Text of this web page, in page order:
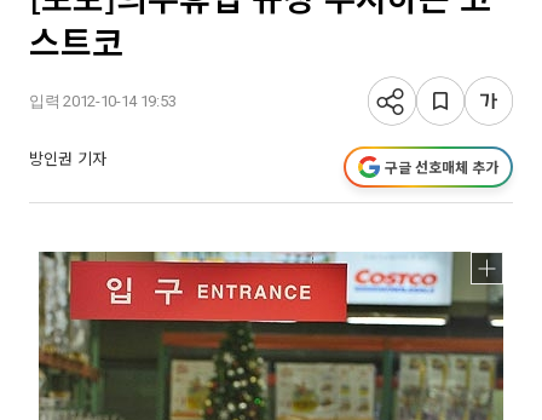
스트코
입력 2012-10-14 19:53
방인권 기자 구글 선호매체 추가